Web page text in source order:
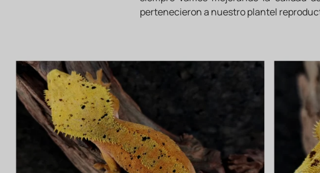
pertenecieron a nuestro plantel